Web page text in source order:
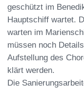
geschützt im
Hauptschiff wartet.
warten im
müssen noch
Aufstellung des
klärt werden.
Die